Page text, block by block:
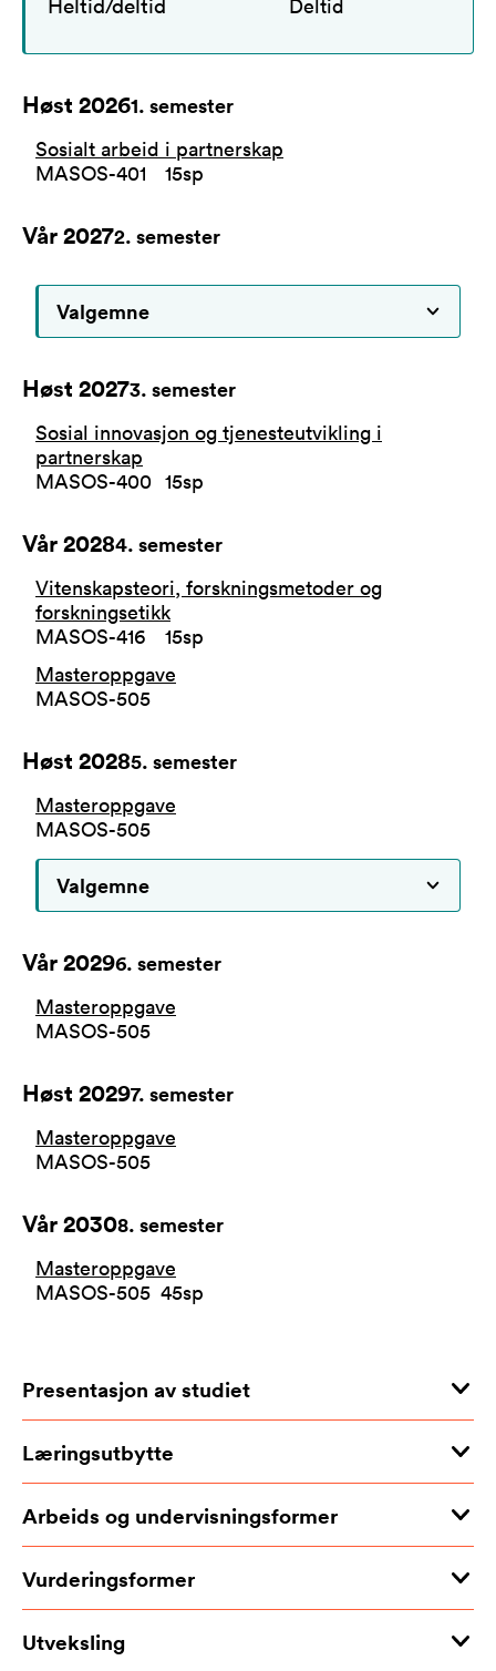
Høst 20261. semester
Sosialt arbeid i partnerskap
MASOS-401
15sp
Vår 20272. semester
Valgemne
Høst 20273. semester
Sosial innovasjon og tjenesteutvikling i
partnerskap
MASOS-400 15sp
Vår 20284. semester
Vitenskapsteori, forskningsmetoder og
forskningsetikk
MASOS-416
15sp
Masteroppgave
MASOS-505
Høst 20285. semester
Masteroppgave
MASOS-505
Valgemne
Vår 20296. semester
Masteroppgave
MASOS-505
Høst 20297. semester
Masteroppgave
MASOS-505
Vår 20308. semester
Masteroppgave
MASOS-505 45sp
Presentasjon av studiet
Læringsutbytte
Arbeids og undervisningsformer
Vurderingsformer
Utveksling